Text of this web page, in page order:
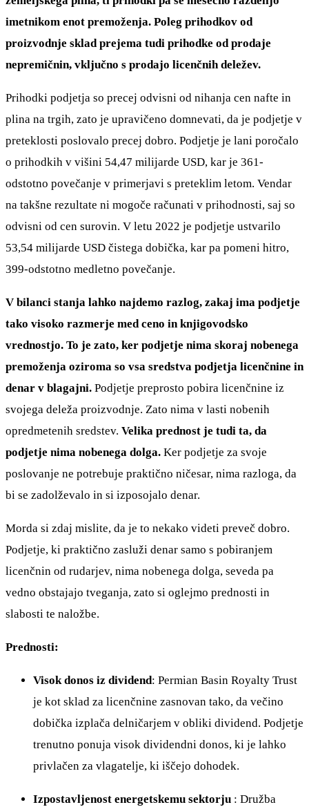
imetnikom enot premoženja. Poleg prihodkov od
proizvodnje sklad prejema tudi prihodke od prodaje
nepremičnin, vključno s prodajo licenčnih deležev.
Prihodki podjetja so precej odvisni od nihanja cen nafte in
plina na trgih, zato je upravičeno domnevati, da je podjetje v
preteklosti poslovalo precej dobro. Podjetje je lani poročalo
o prihodkih v višini 54,47 milijarde USD, kar je 361-
odstotno povečanje v primerjavi s preteklim letom. Vendar
na takšne rezultate ni mogoče računati v prihodnosti, saj so
odvisni od cen surovin. V letu 2022 je podjetje ustvarilo
53,54 milijarde USD čistega dobička, kar pa pomeni hitro,
399-odstotno medletno povečanje.
V bilanci stanja lahko najdemo razlog, zakaj ima podjetje
tako visoko razmerje med ceno in knjigovodsko
vrednostjo. To je zato, ker podjetje nima skoraj nobenega
premoženja oziroma so vsa sredstva podjetja licenčnine in
denar v blagajni. Podjetje preprosto pobira licenčnine iz
svojega deleža proizvodnje. Zato nima v lasti nobenih
opredmetenih sredstev. Velika prednost je tudi ta, da
podjetje nima nobenega dolga. Ker podjetje za svoje
poslovanje ne potrebuje praktično ničesar, nima razloga, da
bi se zadolževalo in si izposojalo denar.
Morda si zdaj mislite, da je to nekako videti preveč dobro.
Podjetje, ki praktično zasluži denar samo s pobiranjem
licenčnin od rudarjev, nima nobenega dolga, seveda pa
vedno obstajajo tveganja, zato si oglejmo prednosti in
slabosti te naložbe.
Prednosti:
Visok donos iz dividend: Permian Basin Royalty Trust
je kot sklad za licenčnine zasnovan tako, da večino
dobička izplača delničarjem v obliki dividend. Podjetje
trenutno ponuja visok dividendni donos, ki je lahko
privlačen za vlagatelje, ki iščejo dohodek.
Izpostavljenost energetskemu sektorju : Družba